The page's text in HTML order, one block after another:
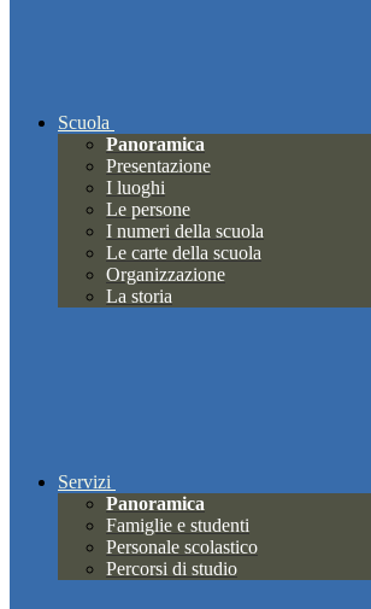
Scuola
Panoramica
Presentazione
I luoghi
Le persone
I numeri della scuola
Le carte della scuola
Organizzazione
La storia
Servizi
Panoramica
Famiglie e studenti
Personale scolastico
Percorsi di studio